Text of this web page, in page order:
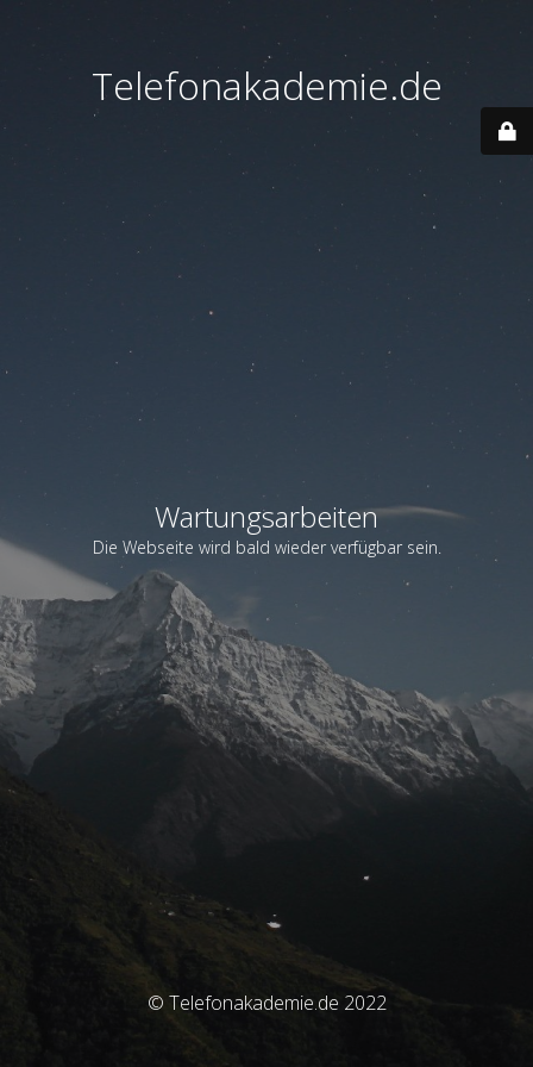
Telefonakademie.de
Wartungsarbeiten
Die Webseite wird bald wieder verfügbar sein.
© Telefonakademie.de 2022